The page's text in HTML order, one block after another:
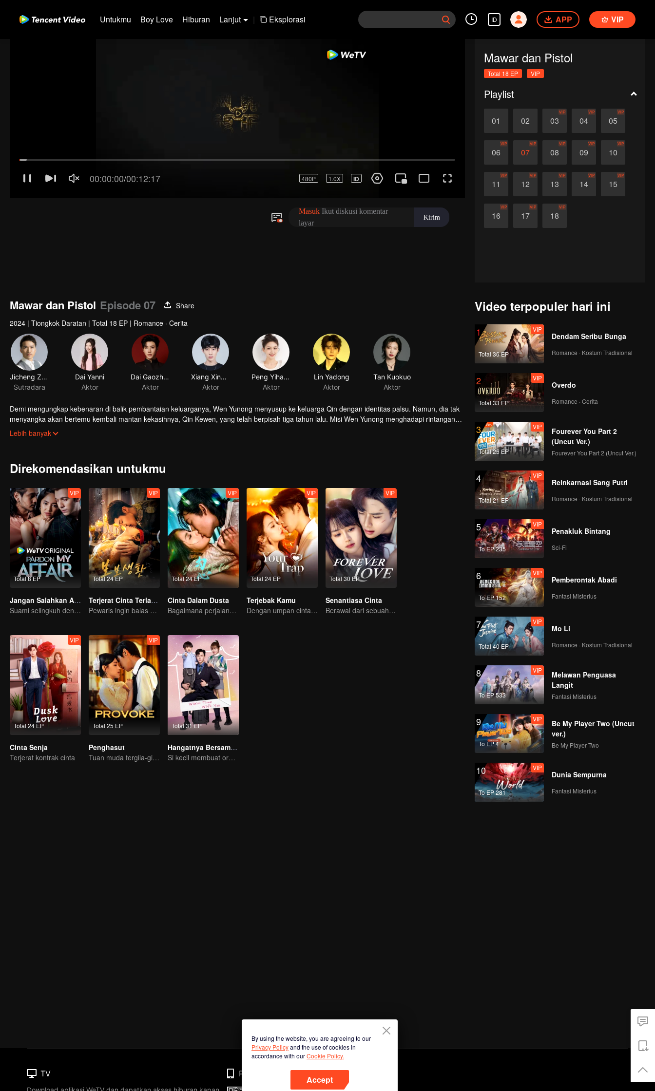
Untukmu Boy Love Hiburan Lanjut | Eksplorasi ID APP VIP
Mawar dan Pistol
Total 18 EP VIP
Playlist
01 02 03
VIP
04
VIP
05
VIP
06
VIP
07
VIP
08
VIP
09
VIP
10
VIP
11
VIP
12
VIP
13
VIP
14
VIP
15
VIP
16
VIP
17
VIP
18
VIP
Mawar dan Pistol Episode 07
Share
2024 | Tiongkok Daratan | Total 18 EP | Romance · Cerita
Demi mengungkap kebenaran di balik pembantaian keluarganya, Wen Yunong menyusup ke keluarga Qin dengan identitas palsu. Namun, dia tak
menyangka akan bertemu kembali mantan kekasihnya, Qin Kewen, yang telah berpisah tiga tahun lalu. Misi Wen Yunong menghadapi rintangan
berulang karena Qin Kewen kembali dengan tekad balas dendam, Ia bertekad untuk mengungkap Wen Yunong sebagai penipu cinta. Meskipun
sikap mereka bertentangan, emosi mereka semakin dalam di setiap pertemuan.
Lebih banyak
Direkomendasikan untukmu
Total 8 EP
VIP
Jangan Salahkan Aku Selingkuh
Suami selingkuh dengan sahabat
Total 24 EP
VIP
Terjerat Cinta Terlarang
Pewaris ingin balas dendam dengan memanfaatkan Perjodohan sebagai Umpan!
Total 24 EP
VIP
Cinta Dalam Dusta
Bagaimana perjalana pelukis misterius balas dendam?
Total 24 EP
VIP
Terjebak Kamu
Dengan umpan cinta, memancingmu jatuh ke jebakan
Total 30 EP
VIP
Senantiasa Cinta
Berawal dari sebuah ciuman
Total 24 EP
VIP
Cinta Senja
Terjerat kontrak cinta
Total 25 EP
VIP
Penghasut
Tuan muda tergila-gila pada penyanyi misterius
Total 31 EP
Hangatnya Bersamamu
Si kecil membuat orang tua palsu jadi nyata
Video terpopuler hari ini
1
Total 36 EP
VIP
Dendam Seribu Bunga
Romance · Kostum Tradisional
2
Total 33 EP
VIP
Overdo
Romance · Cerita
3
Total 25 EP
VIP
Fourever You Part 2
(Uncut Ver.)
Fourever You Part 2 (Uncut Ver.)
4
Total 21 EP
VIP
Reinkarnasi Sang Putri
Romance · Kostum Tradisional
5
To EP 235
VIP
Penakluk Bintang
Sci-Fi
6
To EP 152
VIP
Pemberontak Abadi
Fantasi Misterius
7
Total 40 EP
VIP
Mo Li
Romance · Kostum Tradisional
8
To EP 533
VIP
Melawan Penguasa
Langit
Fantasi Misterius
9
To EP 4
VIP
Be My Player Two (Uncut
ver.)
Be My Player Two
10
To EP 281
VIP
Dunia Sempurna
Fantasi Misterius
By using the website, you are agreeing to our
Privacy Policyand the use of cookies in
accordance with ourCookie Policy.
Accept
TV Phone